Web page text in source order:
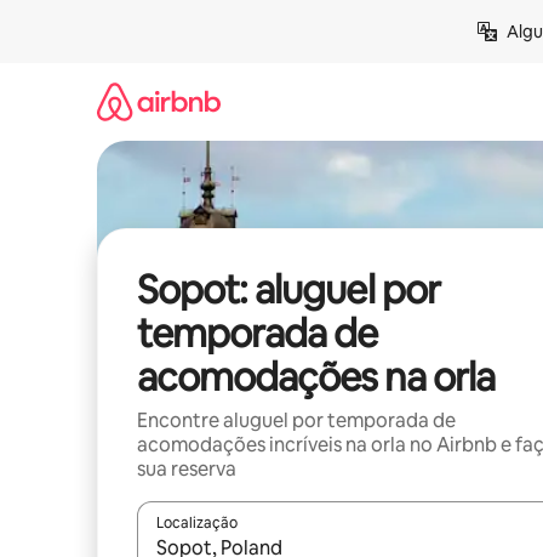
Sopot: aluguel por
temporada de
acomodações na orla
Encontre aluguel por temporada de
acomodações incríveis na orla no Airbnb e
sua reserva
Localização
Quando os resultados estiverem disponíveis,